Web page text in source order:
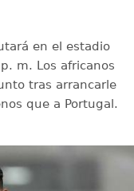
en el estadio
m. Los africanos
tras arrancarle
que a Portugal.